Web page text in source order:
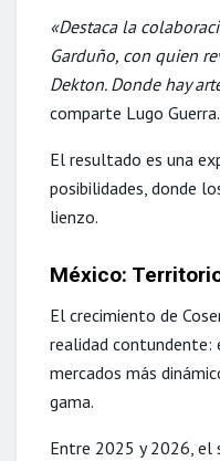
«Destaca la
Garduño, con quien
Dekton. Donde hay
comparte Lugo Guerra.
El resultado es una
posibilidades, donde
lienzo.
México:
El crecimiento de
realidad contundente:
mercados más
gama.
Entre 2025 y 2026, el